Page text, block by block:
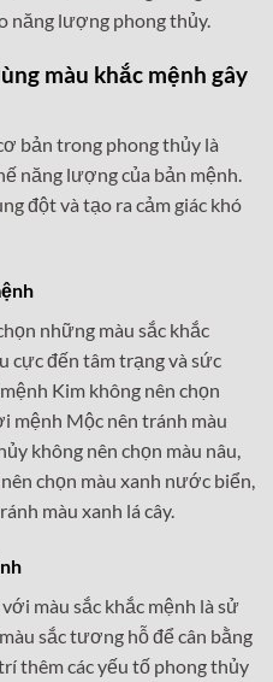
năng lượng phong thủy.
màu khắc mệnh gây
bản trong phong thủy là
năng lượng của bản mệnh.
đột và tạo ra cảm giác khó
những màu sắc khắc
cực đến tâm trạng và sức
Kim không nên chọn
mệnh Mộc nên tránh màu
không nên chọn màu nâu,
chọn màu xanh nước biển,
màu xanh lá cây.
màu sắc khắc mệnh là sử
sắc tương hỗ để cân bằng
thêm các yếu tố phong thủy